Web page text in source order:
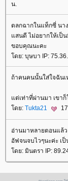
น.
ตลกฉากในแท็กซี่ นา
แสนดี ไม่อยากให้เป็
ขอบคุณนะคะ
โดย: บุษบา IP:
ถ้าคนคนนั้นใส่ใจฉัน
แต่เท่าที่ผ่านมา เขา
โดย: Tukta21
อ่านมาหลายตอนแล้ว
อัฟจนจบไวๆนะค่ะ เป็
โดย: มินตรา IP: